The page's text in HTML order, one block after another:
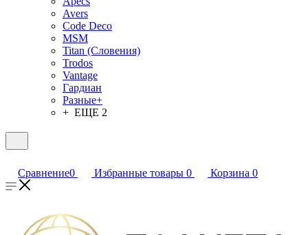
Avers
Code Deco
MSM
Titan (Словения)
Trodos
Vantage
Гардиан
Разные+
+ ЕЩЕ 2
Сравнение0 Избранные товары 0 Корзина 0